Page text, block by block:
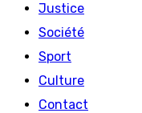
Justice
Société
Sport
Culture
Contact